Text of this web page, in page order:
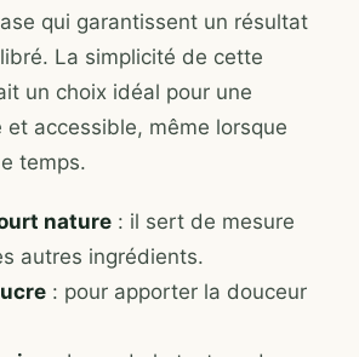
qui garantissent un résultat
La simplicité de cette
un choix idéal pour une
et accessible, même lorsque
temps.
nature : il sert de mesure
autres ingrédients.
: pour apporter la douceur